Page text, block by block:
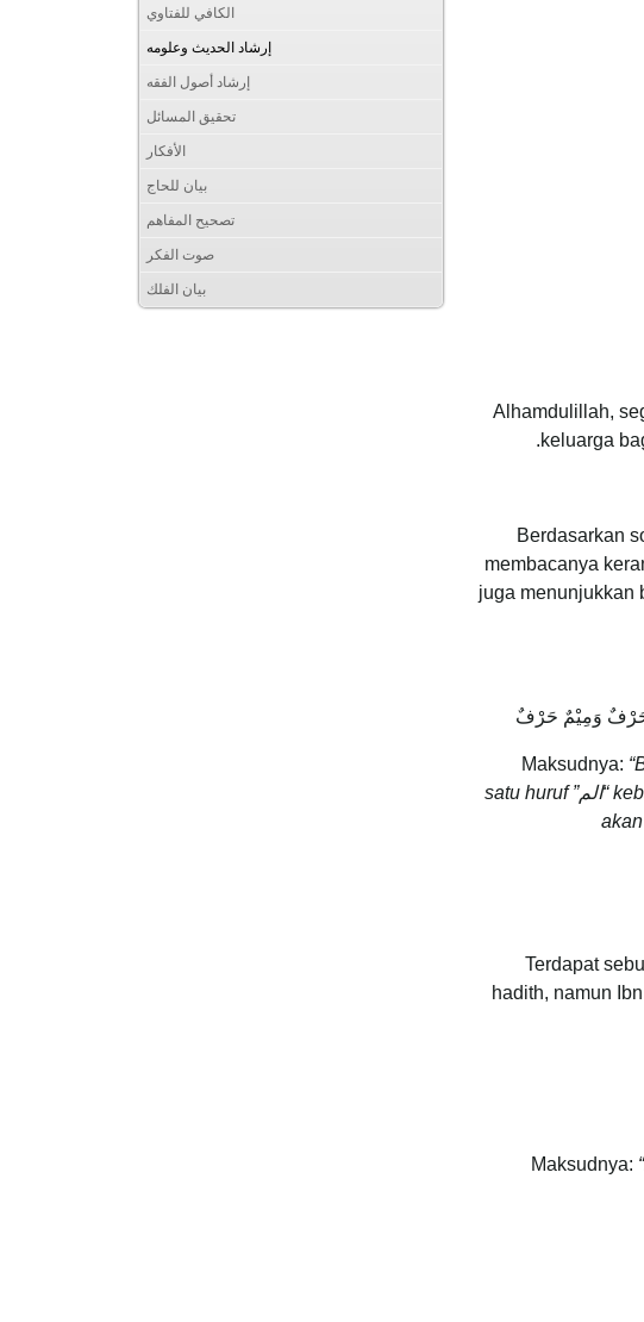
Alhamdulillah,
keluarga
Berdasarkan
membacanya
juga menunjukkan
حَرْفٌ وَمِيْمٌ حَرْفٌ
Maksudnya:
الم ” satu huruf
Terdapat
hadith, namun
Maksudnya:
الكافي للفتاوي
إرشاد الحديث وعلومه
إرشاد أصول الفقه
تحقيق المسائل
الأفكار
بيان للحاج
تصحيح المفاهم
صوت الفكر
بيان الفلك